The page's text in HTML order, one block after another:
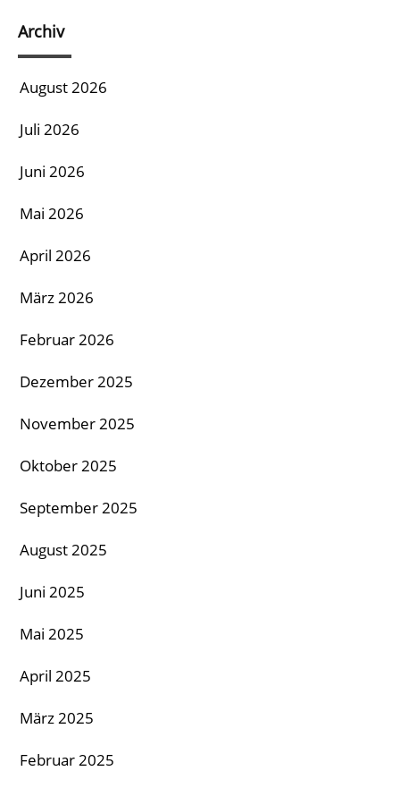
Archiv
August 2026
Juli 2026
Juni 2026
Mai 2026
April 2026
März 2026
Februar 2026
Dezember 2025
November 2025
Oktober 2025
September 2025
August 2025
Juni 2025
Mai 2025
April 2025
März 2025
Februar 2025